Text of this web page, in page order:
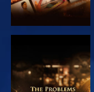
EXPLORA LAS
SERIES